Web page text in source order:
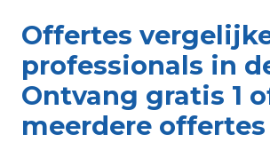
Offertes
professionals in
Ontvang gratis 1
meerdere offertes